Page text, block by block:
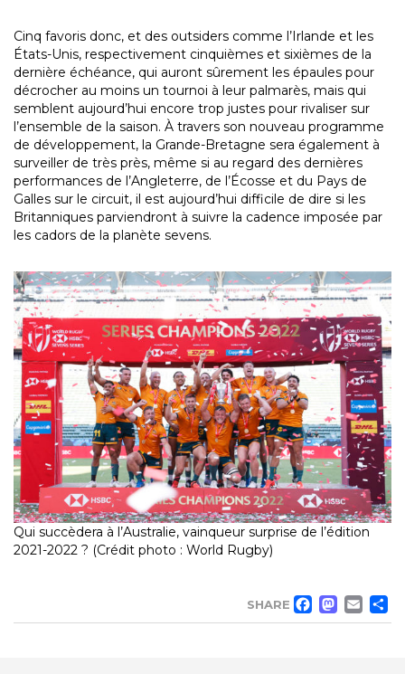
Cinq favoris donc, et des outsiders comme l’Irlande et les
États-Unis, respectivement cinquièmes et sixièmes de la
dernière échéance, qui auront sûrement les épaules pour
décrocher au moins un tournoi à leur palmarès, mais qui
semblent aujourd’hui encore trop justes pour rivaliser sur
l’ensemble de la saison. À travers son nouveau programme
de développement, la Grande-Bretagne sera également à
surveiller de très près, même si au regard des dernières
performances de l’Angleterre, de l’Écosse et du Pays de
Galles sur le circuit, il est aujourd’hui difficile de dire si les
Britanniques parviendront à suivre la cadence imposée par
les cadors de la planète sevens.
Qui succèdera à l’Australie, vainqueur surprise de l’édition
2021-2022 ? (Crédit photo : World Rugby)
SHARE